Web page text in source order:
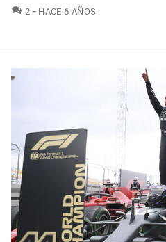
2 COMENTARIOS
HACE 6 AÑOS